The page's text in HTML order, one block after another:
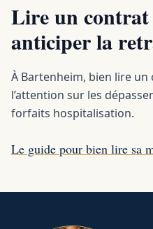
Lire un contrat
anticiper la
À Bartenheim, bien lire
l’attention sur les
forfaits hospitalisation.
Le guide pour bien lire sa